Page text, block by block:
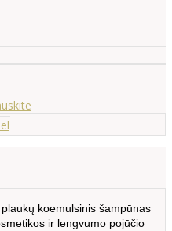
koemulsinis šampūnas
ir lengvumo pojūčio